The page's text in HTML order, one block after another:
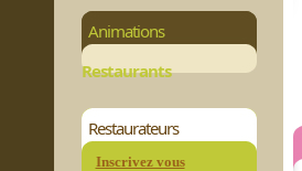
Animations
Restaurants
Restaurateurs
Inscrivez vous